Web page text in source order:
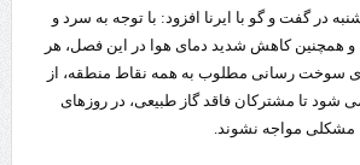
رئیس سازمان راهداری:
چیلات دهلران می‌تواند مکمل مرز بین‌المللی مهران شود
در گفت و گو با ایرنا افزود: با توجه به سرد و
همچنین کاهش شدید دمای هوا در این فصل، هر
سوخت رسانی مطلوب به همه نقاط منطقه، از
شود تا مشترکان فاقد گاز طبیعی، در روزهای
مشکلی مواجه نشوند.